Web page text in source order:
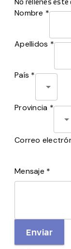
Nombre *
Apellidos *
País *
Provincia *
Correo
Mensaje *
Enviar